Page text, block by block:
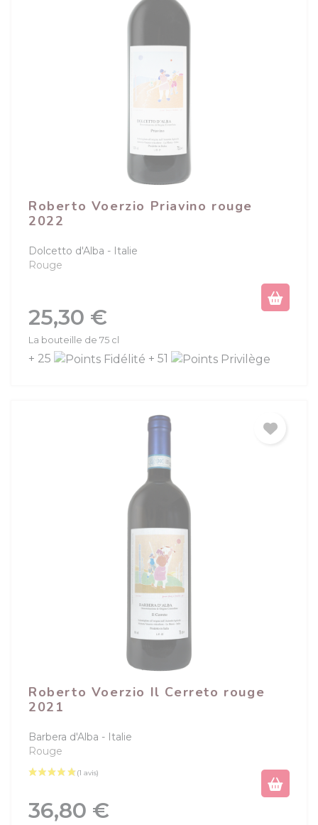
Roberto Voerzio Priavino rouge
2022
Dolcetto d'Alba
Italie
Rouge
Prix
25,30 €
La bouteille de 75 cl
+ 25 + 51
Roberto Voerzio Il Cerreto rouge
2021
Barbera d'Alba
Italie
Rouge
Prix
36,80 €